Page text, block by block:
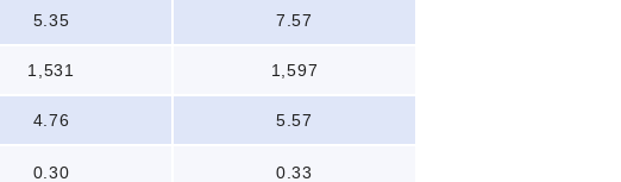
5.35 7.57
1,531 1,597
4.76 5.57
0.30 0.33